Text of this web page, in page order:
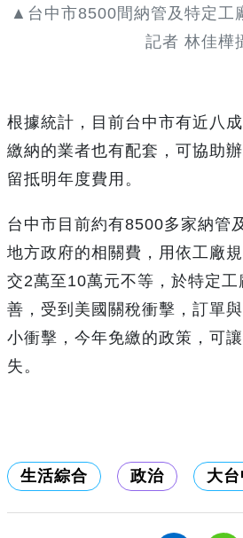
▲台中市8500間納管及特定工
記者 林佳樺
根據統計，目前台中市有近八
繳納的業者也有配套，可協助
留抵明年度費用。
台中市目前約有8500多家納管
地方政府的相關費，用依工廠
交2萬至10萬元不等，於特定
善，受到美國關稅衝擊，訂單
小衝擊，今年免繳的政策，可
失。
生活綜合 政治 大